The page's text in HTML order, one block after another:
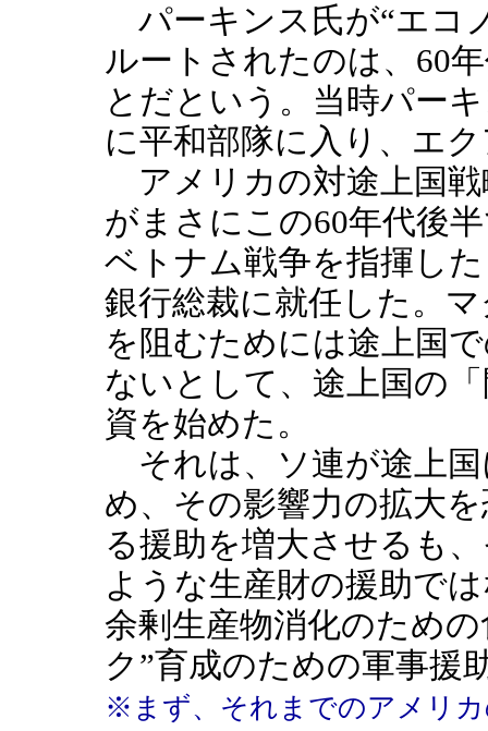
パーキンス氏が“エコ
ルートされたのは、60
とだという。当時パー
に平和部隊に入り、エ
アメリカの対途上国
がまさにこの60年代後
ベトナム戦争を指揮し
銀行総裁に就任した。
を阻むためには途上国
ないとして、途上国の
資を始めた。
それは、ソ連が途上
め、その影響力の拡大
る援助を増大させるも
ような生産財の援助で
余剰生産物消化のため
ク”育成のための軍事援
※まず、それまでのアメリ